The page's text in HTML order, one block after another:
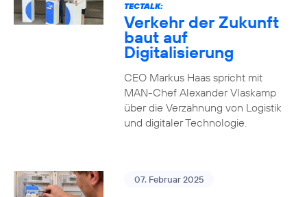
TECTALK:
Verkehr der Zukunft
baut auf
Digitalisierung
CEO Markus Haas spricht mit
MAN-Chef Alexander Vlaskamp
über die Verzahnung von Logistik
und digitaler Technologie.
07. Februar 2025